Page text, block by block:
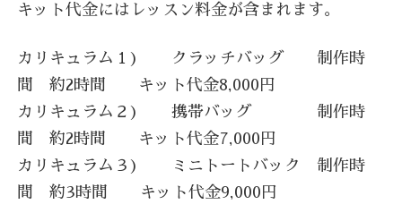
キット代金にはレッスン料金が含まれます。
カリキュラム１) クラッチバッグ 制作時
間 約2時間 キット代金8,000円
カリキュラム２) 携帯バッグ 制作時
間 約2時間 キット代金7,000円
カリキュラム３) ミニトートバック 制作時
間 約3時間 キット代金9,000円